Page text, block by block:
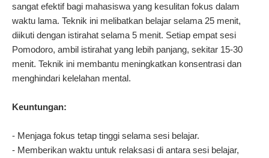
sangat efektif bagi mahasiswa yang kesulitan fokus dalam
waktu lama. Teknik ini melibatkan belajar selama 25 menit,
diikuti dengan istirahat selama 5 menit. Setiap empat sesi
Pomodoro, ambil istirahat yang lebih panjang, sekitar 15-30
menit. Teknik ini membantu meningkatkan konsentrasi dan
menghindari kelelahan mental.
Keuntungan:
- Menjaga fokus tetap tinggi selama sesi belajar.
- Memberikan waktu untuk relaksasi di antara sesi belajar,